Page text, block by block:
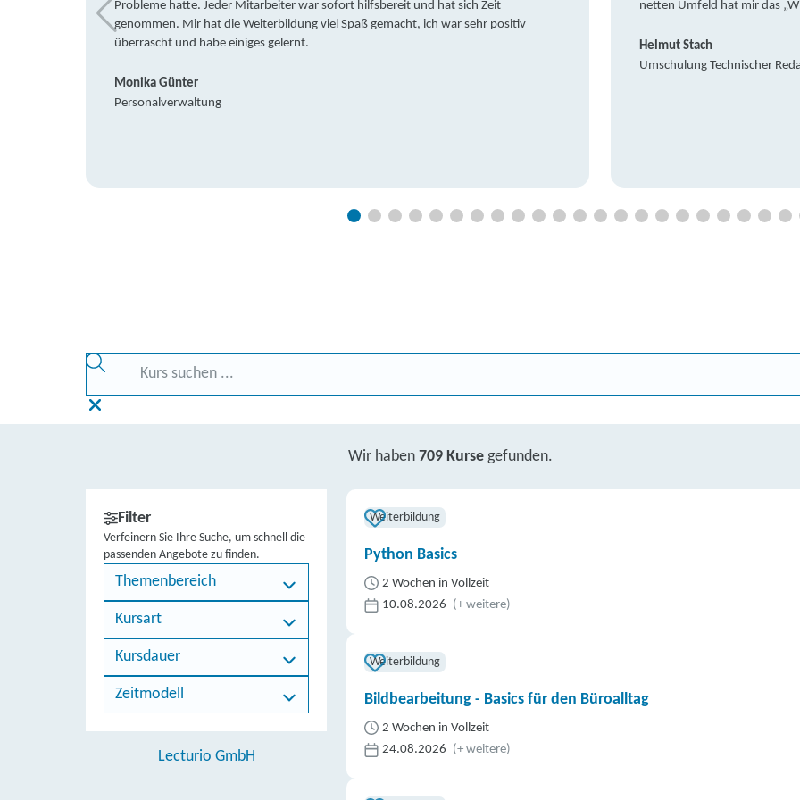
Probleme hatte. Jeder Mitarbeiter war sofort hilfsbereit und hat sich Zeit
genommen. Mir hat die Weiterbildung viel Spaß gemacht, ich war sehr positiv
überrascht und habe einiges gelernt.
Monika Günter
Personalverwaltung
netten Umfeld hat mir das
Helmut Stach
Umschulung Technischer
Wir haben 709 Kurse gefunden.
Filter
Verfeinern Sie Ihre Suche, um schnell die
passenden Angebote zu finden.
Themenbereich
Kursart
Kursdauer
Zeitmodell
Lecturio GmbH
Weiterbildung
Python Basics
2 Wochen in Vollzeit
10.08.2026 (+ weitere)
Weiterbildung
Bildbearbeitung - Basics für den Büroalltag
2 Wochen in Vollzeit
24.08.2026 (+ weitere)